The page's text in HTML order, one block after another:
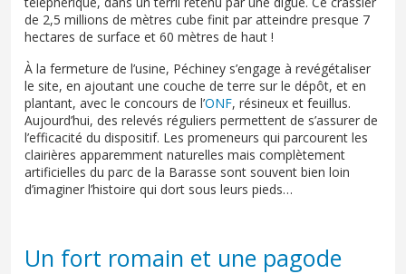
de 2,5 millions de mètres cube finit par atteindre presque 7
hectares de surface et 60 mètres de haut !
À la fermeture de l’usine, Péchiney s’engage à revégétaliser
le site, en ajoutant une couche de terre sur le dépôt, et en
plantant, avec le concours de l’ONF, résineux et feuillus.
Aujourd’hui, des relevés réguliers permettent de s’assurer de
l’efficacité du dispositif. Les promeneurs qui parcourent les
clairières apparemment naturelles mais complètement
artificielles du parc de la Barasse sont souvent bien loin
d’imaginer l’histoire qui dort sous leurs pieds…
Un fort romain et une pagode